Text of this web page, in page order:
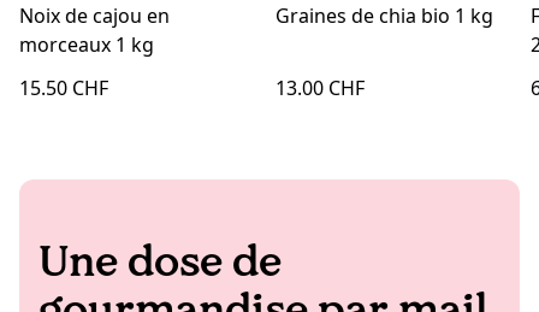
Noix de cajou en
morceaux 1 kg
15.50 CHF
Graines de chia bio 1 kg
13.00 CHF
Une dose de